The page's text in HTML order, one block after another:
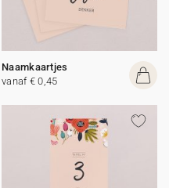
Naamkaartjes
vanaf € 0,45